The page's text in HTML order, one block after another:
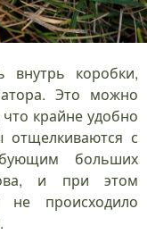
коробки,
Это можно
крайне удобно
с
больших
и при этом
происходило